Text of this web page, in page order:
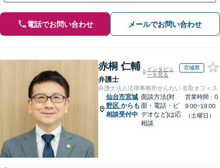
電話でお問い合わせ メールでお問い合わせ
赤桐 仁輔
弁護士
インタビュ
ーを見る
宮城県
弁護士法人法律事務所せんだい 名取オフィス
仙台市宮城
野区 からも
相談受付中
面談方法(対
面・電話・ビ
デオなど)は応
相談
営業時間：0
9:00~19:00
（土曜日）